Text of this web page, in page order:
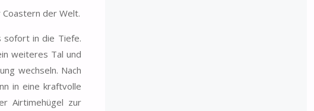
der Welt.
sofort in die Tiefe.
weiteres Tal und
wechseln. Nach
in eine kraftvolle
Airtimehügel zur